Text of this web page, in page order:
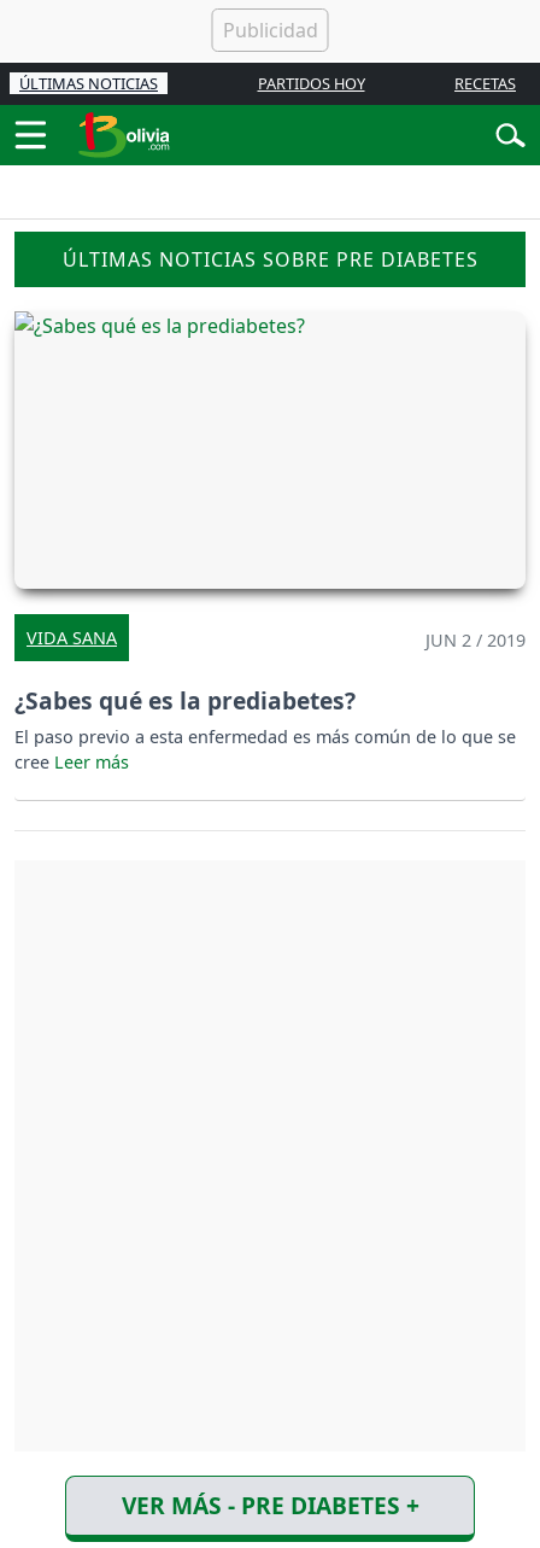
ÚLTIMAS NOTICIAS PARTIDOS HOY RECETAS
ÚLTIMAS NOTICIAS SOBRE PRE DIABETES
VIDA SANA JUN 2 / 2019
¿Sabes qué es la prediabetes?
El paso previo a esta enfermedad es más común de lo que se
cree
VER MÁS - PRE DIABETES +